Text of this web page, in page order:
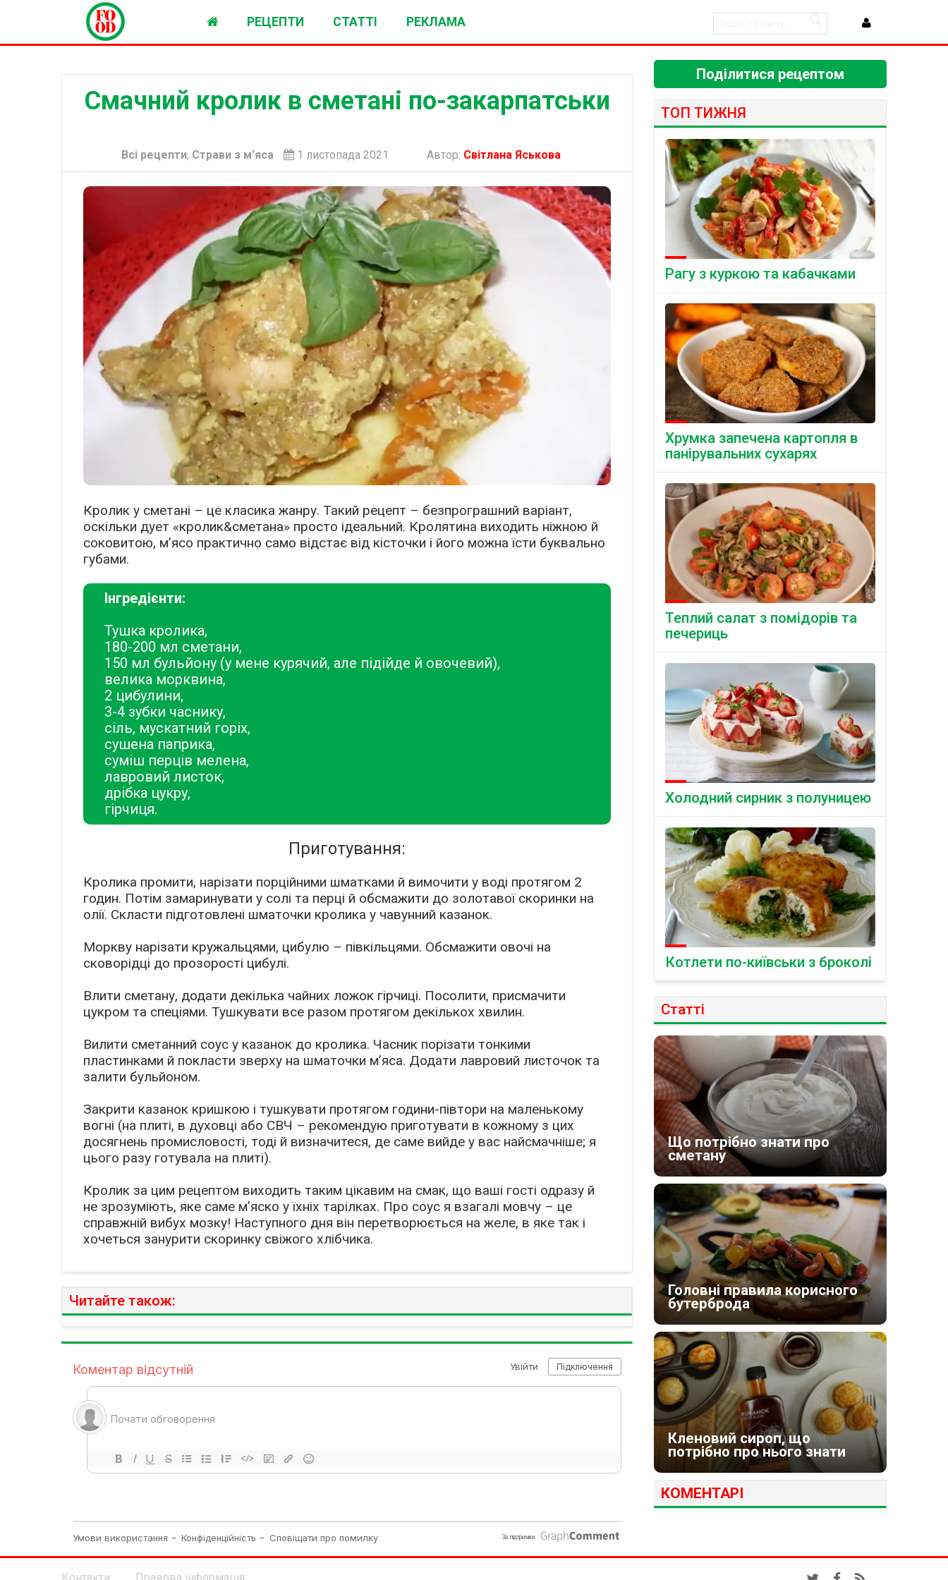
РЕЦЕПТИ СТАТТІ РЕКЛАМА
Смачний кролик в сметані по-закарпатськи
Всі рецепти, Страви з м'яса 1 листопада 2021 Автор: Світлана Яськова
Кролик у сметані – це класика жанру. Такий рецепт – безпрограшний варіант,
оскільки дует «кролик&сметана» просто ідеальний. Кролятина виходить ніжною й
соковитою, м’ясо практично само відстає від кісточки і його можна їсти буквально
губами.
Інгредієнти:
Тушка кролика,
180-200 мл сметани,
150 мл бульйону (у мене курячий, але підійде й овочевий),
велика морквина,
2 цибулини,
3-4 зубки часнику,
сіль, мускатний горіх,
сушена паприка,
суміш перців мелена,
лавровий листок,
дрібка цукру,
гірчиця.
Приготування:
Кролика промити, нарізати порційними шматками й вимочити у воді протягом 2
годин. Потім замаринувати у солі та перці й обсмажити до золотавої скоринки на
олії. Скласти підготовлені шматочки кролика у чавунний казанок.
Моркву нарізати кружальцями, цибулю – півкільцями. Обсмажити овочі на
сковорідці до прозорості цибулі.
Влити сметану, додати декілька чайних ложок гірчиці. Посолити, присмачити
цукром та спеціями. Тушкувати все разом протягом декількох хвилин.
Вилити сметанний соус у казанок до кролика. Часник порізати тонкими
пластинками й покласти зверху на шматочки м’яса. Додати лавровий листочок та
залити бульйоном.
Закрити казанок кришкою і тушкувати протягом години-півтори на маленькому
вогні (на плиті, в духовці або СВЧ – рекомендую приготувати в кожному з цих
досягнень промисловості, тоді й визначитеся, де саме вийде у вас найсмачніше; я
цього разу готувала на плиті).
Кролик за цим рецептом виходить таким цікавим на смак, що ваші гості одразу й
не зрозуміють, яке саме м’яско у їхніх тарілках. Про соус я взагалі мовчу – це
справжній вибух мозку! Наступного дня він перетворюється на желе, в яке так і
хочеться занурити скоринку свіжого хлібчика.
Читайте також:
Поділитися рецептом
ТОП ТИЖНЯ
Рагу з куркою та кабачками
Хрумка запечена картопля в
панірувальних сухарях
Теплий салат з помідорів та
печериць
Холодний сирник з полуницею
Котлети по-київськи з броколі
Статті
Що потрібно знати про
сметану
Головні правила корисного
бутерброда
Кленовий сироп, що
потрібно про нього знати
КОМЕНТАРІ
Контакти Правова інформація